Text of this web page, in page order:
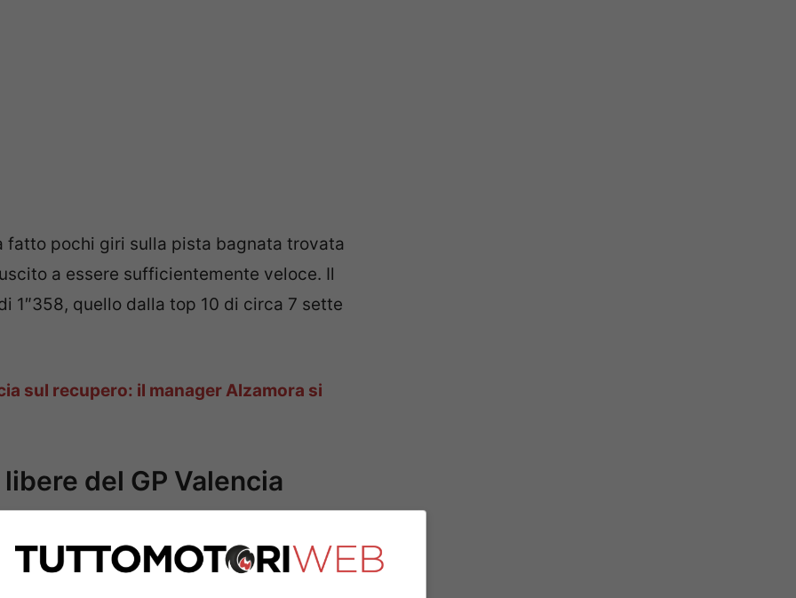
fatto pochi giri sulla pista bagnata trovata
a essere sufficientemente veloce. Il
1″358, quello dalla top 10 di circa 7 sette
sul recupero: il manager Alzamora si
del GP Valencia